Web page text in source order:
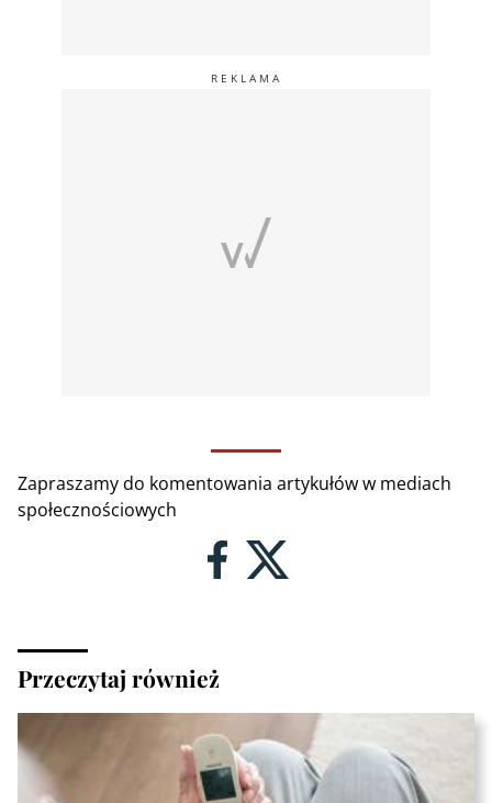
Zapraszamy do komentowania artykułów w mediach
społecznościowych
Przeczytaj również